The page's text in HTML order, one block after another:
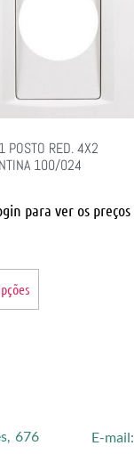
POSTO RED. 4X2
100/024
para ver os preços
676
E-mail: